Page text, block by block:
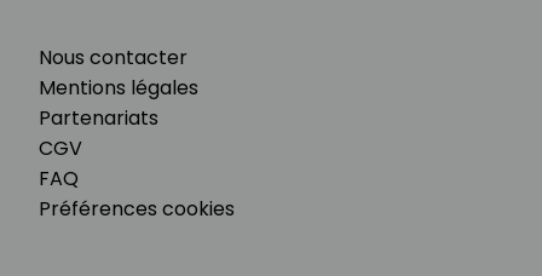
Nous contacter
Mentions légales
Partenariats
CGV
FAQ
Préférences cookies